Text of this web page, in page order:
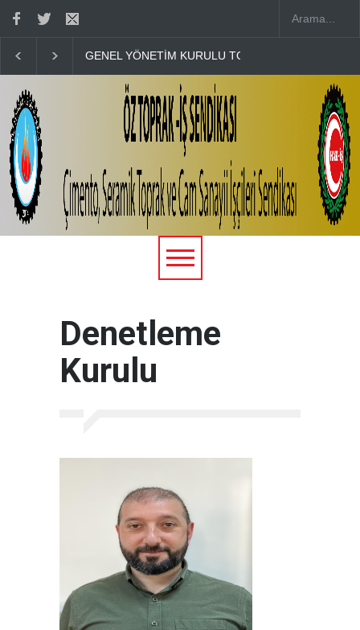
GENEL YÖNETİM KURULU TOPLANTISI BİLGİ
Denetleme
Kurulu